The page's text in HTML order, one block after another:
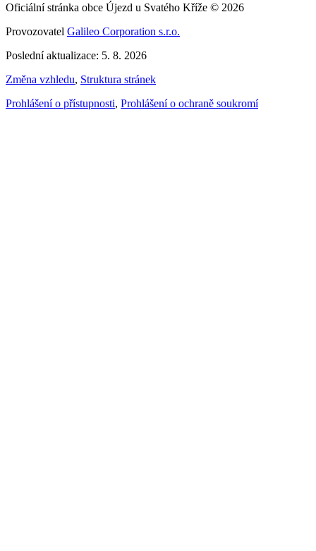
Oficiální stránka obce Újezd u Svatého Kříže © 2026
Provozovatel Galileo Corporation s.r.o.
Poslední aktualizace: 5. 8. 2026
Změna vzhledu, Struktura stránek
Prohlášení o přístupnosti, Prohlášení o ochraně soukromí